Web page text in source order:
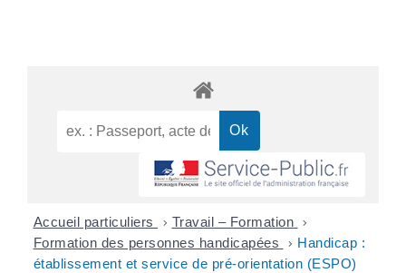
Accueil particuliers > Travail – Formation >
Formation des personnes handicapées > Handicap :
établissement et service de pré-orientation (ESPO)